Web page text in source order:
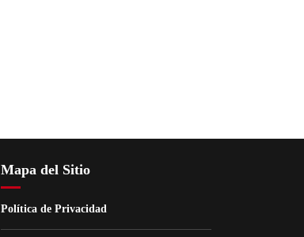
Mapa del Sitio
Política de Privacidad